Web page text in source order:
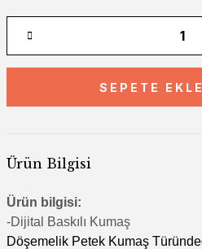
SEPETE EKLE
Ürün Bilgisi
Ürün bilgisi:
-Dijital Baskılı Kumaş
Döşemelik Petek Kumaş